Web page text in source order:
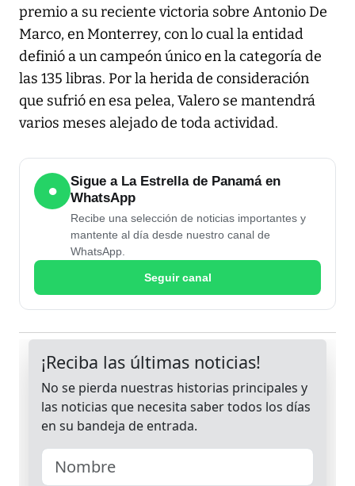
premio a su reciente victoria sobre Antonio De
Marco, en Monterrey, con lo cual la entidad
definió a un campeón único en la categoría de
las 135 libras. Por la herida de consideración
que sufrió en esa pelea, Valero se mantendrá
varios meses alejado de toda actividad.
●
Sigue a La Estrella de Panamá en
WhatsApp
Recibe una selección de noticias importantes y
mantente al día desde nuestro canal de
WhatsApp.
Seguir canal